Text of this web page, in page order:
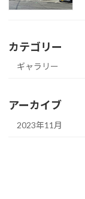
カテゴリー
ギャラリー
アーカイブ
2023年11月